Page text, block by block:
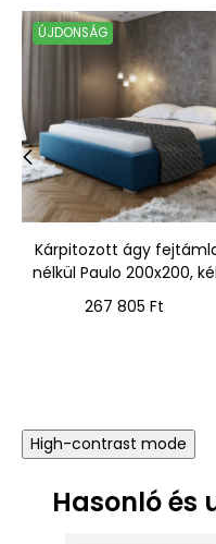
ÚJDONSÁG
Kárpitozott ágy
nélkül Paulo 200x200,
Ár
267 805 Ft
High-contrast mode
Hasonló és